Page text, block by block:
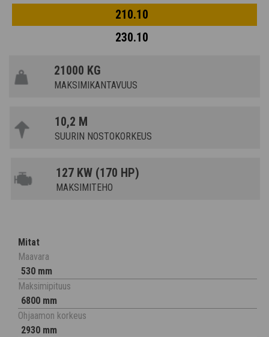
210.10
230.10
21000 KG
MAKSIMIKANTAVUUS
10,2 M
SUURIN NOSTOKORKEUS
127 KW (170 HP)
MAKSIMITEHO
Mitat
Maavara
530 mm
Maksimipituus
6800 mm
Ohjaamon korkeus
2930 mm